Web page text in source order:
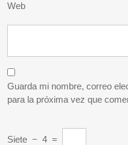
Web
Guarda mi nombre, correo
para la próxima vez que
Siete − 4 =